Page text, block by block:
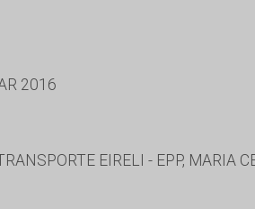
2016
EIRELI - EPP, MARIA